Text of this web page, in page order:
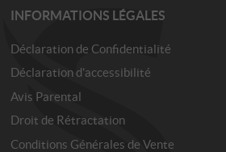
INFORMATIONS LÉGALES
Déclaration de Confidentialité
Déclaration d'accessibilité
Avis Parental
Droit de Rétractation
Conditions Générales de Vente